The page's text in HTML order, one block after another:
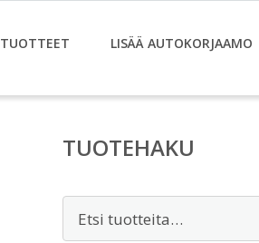
TUOTTEET LISÄÄ AUTOKORJAAMO
TUOTEHAKU